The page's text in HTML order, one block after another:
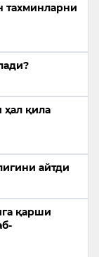
тахминларни
қила
айтди
қарши